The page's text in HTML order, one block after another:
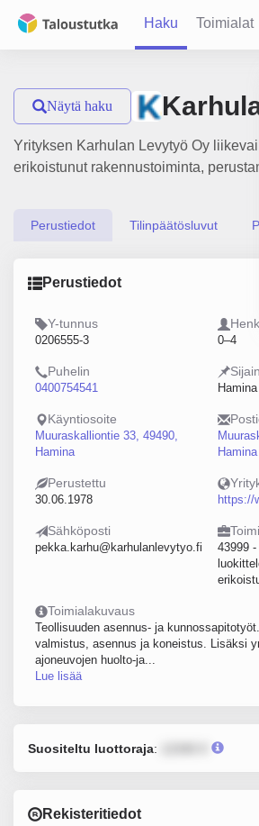
Haku Toimialat
Näytä haku
Yrityksen Karhulan Levytyö Oy
erikoistunut rakennustoiminta,
Perustiedot Tilinpäätösluvut
Perustiedot
Y-tunnus
0206555-3 0–4
Puhelin
0400754541 Hamina
Käyntiosoite
Muuraskalliontie 33, 49490,
Hamina
Hamina
Perustettu
30.06.1978 https://
Sähköposti
pekka.karhu@karhulanlevytyo.fi
43999
Toimialakuvaus
Teollisuuden asennus- ja
valmistus, asennus ja koneistus. Lisäksi
ajoneuvojen huolto-ja...
Lue lisää
Suositeltu luottoraja:
Rekisteritiedot